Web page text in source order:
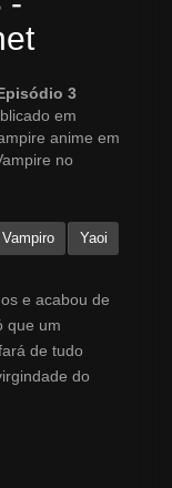
3
em
anime em
no
Vampiro Yaoi
e acabou de
que um
de tudo
do